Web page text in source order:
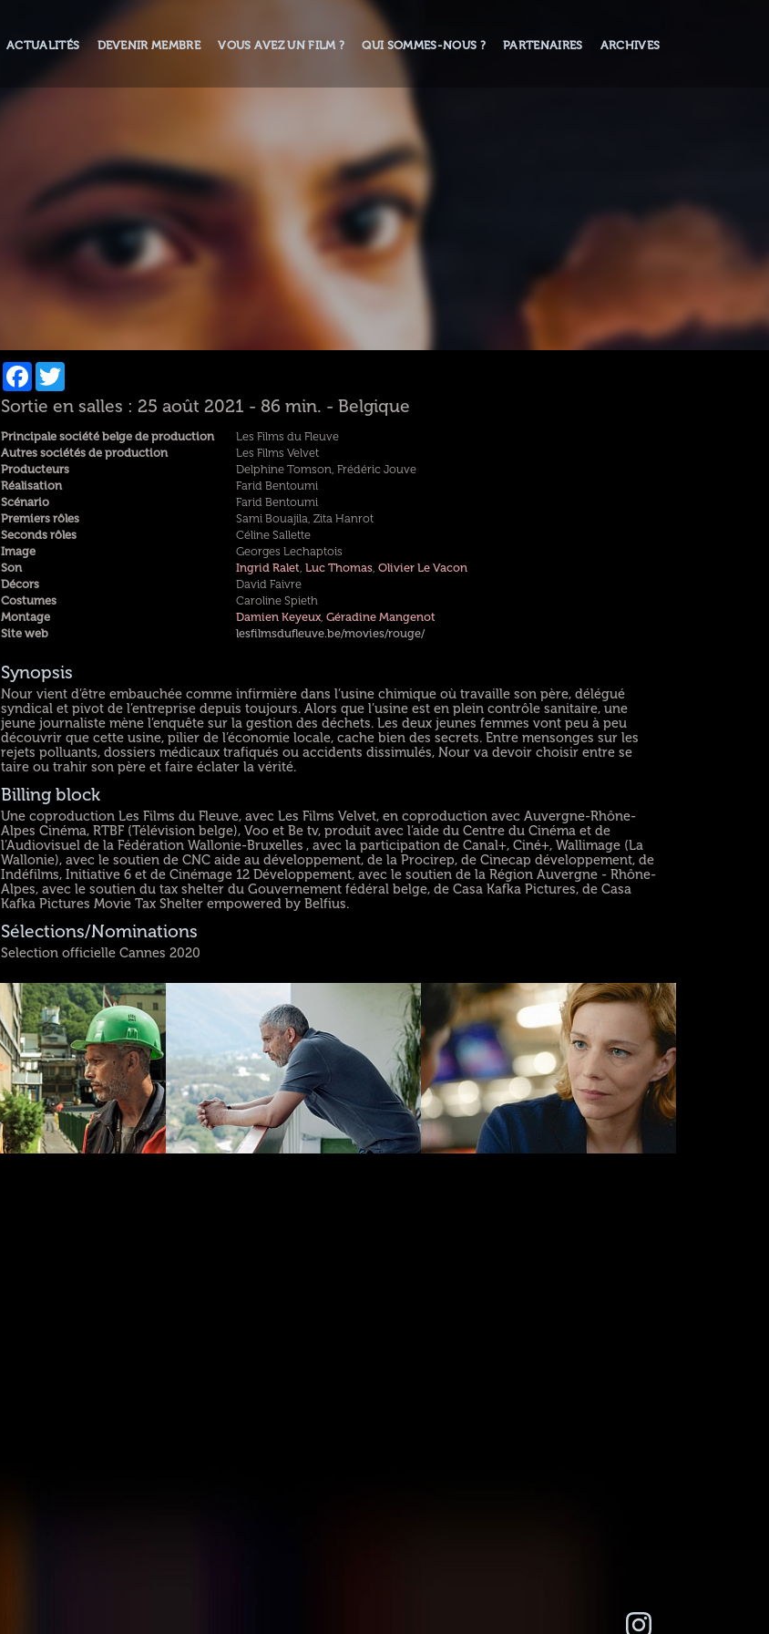
ACTUALITÉS DEVENIR MEMBRE VOUS AVEZ UN FILM ? QUI SOMMES-NOUS ? PARTENAIRES ARCHIVES
Facebook
Sortie en salles : 25 août 2021 - 86 min. - Belgique
Principale société belge de production
Les Films du Fleuve
Autres sociétés de production
Les Films Velvet
Producteurs
Delphine Tomson, Frédéric Jouve
Réalisation
Farid Bentoumi
Scénario
Farid Bentoumi
Premiers rôles
Sami Bouajila, Zita Hanrot
Seconds rôles
Céline Sallette
Image
Georges Lechaptois
Son
Ingrid Ralet Luc Thomas, Olivier Le Vacon
Décors
David Faivre
Costumes
Caroline Spieth
Montage
Damien Keyeux, Géradine Mangenot
Site web
lesfilmsdufleuve.be/movies/rouge/
Synopsis
Nour vient d’être embauchée comme infirmière dans l’usine chimique où travaille son père, délégué
syndical et pivot de l’entreprise depuis toujours. Alors que l’usine est en plein contrôle sanitaire, une
jeune journaliste mène l’enquête sur la gestion des déchets. Les deux jeunes femmes vont peu à peu
découvrir que cette usine, pilier de l’économie locale, cache bien des secrets. Entre mensonges sur les
rejets polluants, dossiers médicaux trafiqués ou accidents dissimulés, Nour va devoir choisir entre se
taire ou trahir son père et faire éclater la vérité.
Billing block
Une coproduction Les Films du Fleuve, avec Les Films Velvet, en coproduction avec Auvergne-Rhône-
Alpes Cinéma, RTBF (Télévision belge), Voo et Be tv, produit avec l’aide du Centre du Cinéma et de
l’Audiovisuel de la Fédération Wallonie-Bruxelles , avec la participation de Canal+, Ciné+, Wallimage (La
Wallonie), avec le soutien de CNC aide au développement, de la Procirep, de Cinecap développement, de
Indéfilms, Initiative 6 et de Cinémage 12 Développement, avec le soutien de la Région Auvergne - Rhône-
Alpes, avec le soutien du tax shelter du Gouvernement fédéral belge, de Casa Kafka Pictures, de Casa
Kafka Pictures Movie Tax Shelter empowered by Belfius.
Sélections/Nominations
Selection officielle Cannes 2020